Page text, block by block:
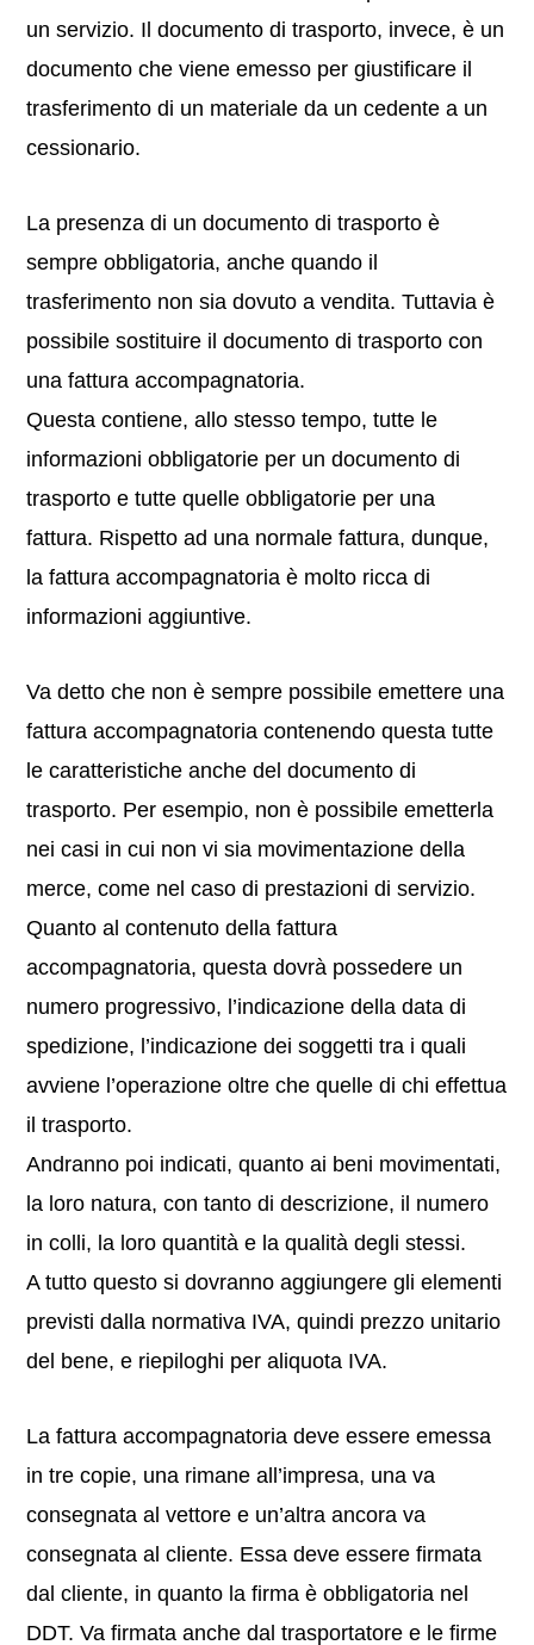
un servizio. Il documento di trasporto, invece, è un
documento che viene emesso per giustificare il
trasferimento di un materiale da un cedente a un
cessionario.
La presenza di un documento di trasporto è
sempre obbligatoria, anche quando il
trasferimento non sia dovuto a vendita. Tuttavia è
possibile sostituire il documento di trasporto con
una fattura accompagnatoria.
Questa contiene, allo stesso tempo, tutte le
informazioni obbligatorie per un documento di
trasporto e tutte quelle obbligatorie per una
fattura. Rispetto ad una normale fattura, dunque,
la fattura accompagnatoria è molto ricca di
informazioni aggiuntive.
Va detto che non è sempre possibile emettere una
fattura accompagnatoria contenendo questa tutte
le caratteristiche anche del documento di
trasporto. Per esempio, non è possibile emetterla
nei casi in cui non vi sia movimentazione della
merce, come nel caso di prestazioni di servizio.
Quanto al contenuto della fattura
accompagnatoria, questa dovrà possedere un
numero progressivo, l’indicazione della data di
spedizione, l’indicazione dei soggetti tra i quali
avviene l’operazione oltre che quelle di chi effettua
il trasporto.
Andranno poi indicati, quanto ai beni movimentati,
la loro natura, con tanto di descrizione, il numero
in colli, la loro quantità e la qualità degli stessi.
A tutto questo si dovranno aggiungere gli elementi
previsti dalla normativa IVA, quindi prezzo unitario
del bene, e riepiloghi per aliquota IVA.
La fattura accompagnatoria deve essere emessa
in tre copie, una rimane all’impresa, una va
consegnata al vettore e un’altra ancora va
consegnata al cliente. Essa deve essere firmata
dal cliente, in quanto la firma è obbligatoria nel
DDT. Va firmata anche dal trasportatore e le firme